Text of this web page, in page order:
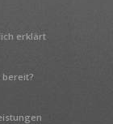
erklärt